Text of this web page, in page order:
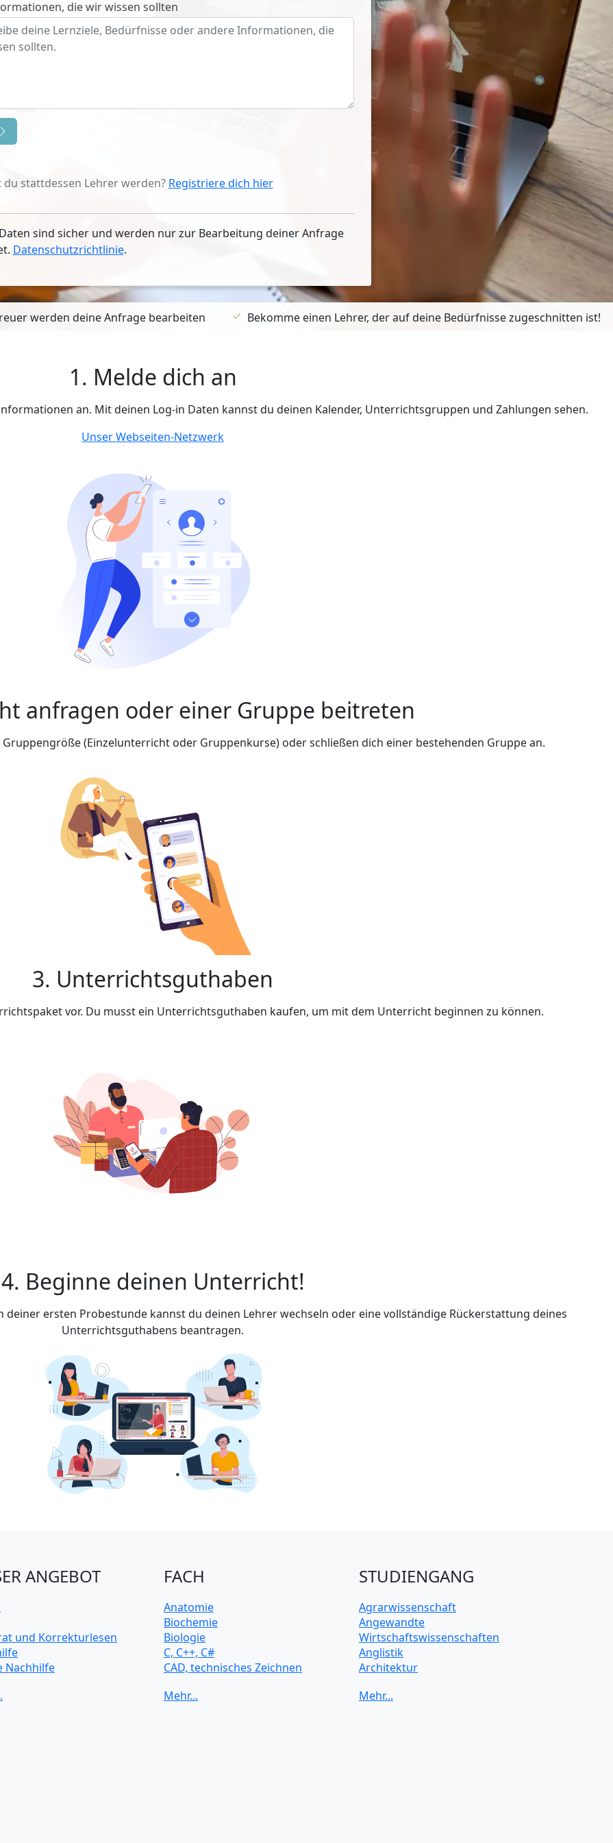
die wir wissen sollten
du stattdessen Lehrer werden? Registriere dich hier
sind sicher und werden nur zur Bearbeitung deiner Anfrage
Datenschutzrichtlinie.
werden deine Anfrage bearbeiten Bekomme einen Lehrer, der auf deine Bedürfnisse zugeschnitten ist!
1. Melde dich an
an. Mit deinen Log-in Daten kannst du deinen Kalender, Unterrichtsgruppen und Zahlungen sehen.
Unser Webseiten-Netzwerk
anfragen oder einer Gruppe beitreten
(Einzelunterricht oder Gruppenkurse) oder schließen dich einer bestehenden Gruppe an.
3. Unterrichtsguthaben
vor. Du musst ein Unterrichtsguthaben kaufen, um mit dem Unterricht beginnen zu können.
4. Beginne deinen Unterricht!
ersten Probestunde kannst du deinen Lehrer wechseln oder eine vollständige Rückerstattung deines
Unterrichtsguthabens beantragen.
ANGEBOT
und Korrekturlesen
Nachhilfe
FACH
Anatomie
Biochemie
Biologie
C, C++, C#
CAD, technisches Zeichnen
Computerarchitektur
STUDIENGANG
Agrarwissenschaft
Angewandte
Wirtschaftswissenschaften
Anglistik
Architektur
Betriebswirtschaft BWL